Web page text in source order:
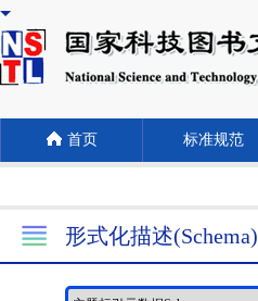
首页 标准规范
形式化描述(Schema)